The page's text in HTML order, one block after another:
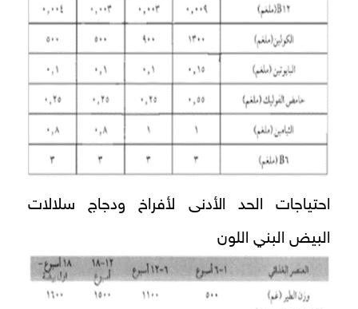
احتياجات الحد الأدنى لأفراخ ودجاج سلالات
البيض البني اللون